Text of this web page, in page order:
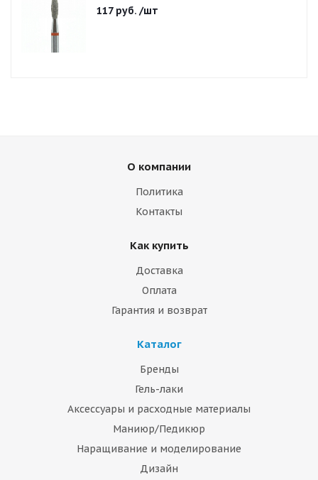
117руб. /шт
О компании
Политика
Контакты
Как купить
Доставка
Оплата
Гарантия и возврат
Каталог
Бренды
Гель-лаки
Аксессуары и расходные материалы
Маниюр/Педикюр
Наращивание и моделирование
Дизайн